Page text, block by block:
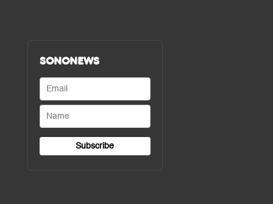
SONONEWS